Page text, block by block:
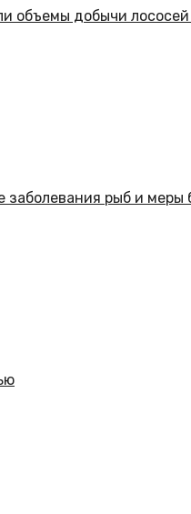
объемы добычи
заболевания рыб и меры